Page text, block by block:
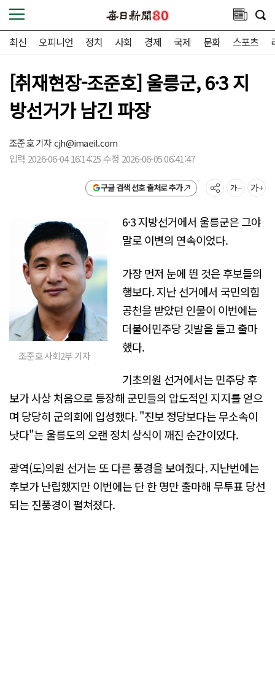
최신 오피니언 정치 사회 경제 국제 문화 스포츠
[취재현장-조준호] 울릉군, 6·3 지
방선거가 남긴 파장
조준호 기자cjh@imaeil.com
입력 2026-06-04 16:14:25 수정 2026-06-05 06:41:47
구글 검색 선호 출처로 추가
조준호 사회2부 기자
6·3 지방선거에서 울릉군은 그야
말로 이변의 연속이었다.
가장 먼저 눈에 띈 것은 후보들의
행보다. 지난 선거에서 국민의힘
공천을 받았던 인물이 이번에는
더불어민주당 깃발을 들고 출마
했다.
기초의원 선거에서는 민주당 후
보가 사상 처음으로 등장해 군민들의 압도적인 지지를 얻으
며 당당히 군의회에 입성했다. "진보 정당보다는 무소속이
낫다"는 울릉도의 오랜 정치 상식이 깨진 순간이었다.
광역(도)의원 선거는 또 다른 풍경을 보여줬다. 지난번에는
후보가 난립했지만 이번에는 단 한 명만 출마해 무투표 당선
되는 진풍경이 펼쳐졌다.